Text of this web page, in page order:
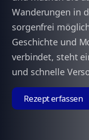
Wanderungen in
sorgenfrei
Geschichte und
verbindet, steht
und schnelle
Rezept erfassen